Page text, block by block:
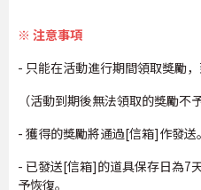
※ 注意事項
- 只能在活動進行期間領取獎勵，
（活動到期後無法領取的獎勵不
- 獲得的獎勵將通過[信箱]作發送。
- 已發送[信箱]的道具保存日為7
予恢復。